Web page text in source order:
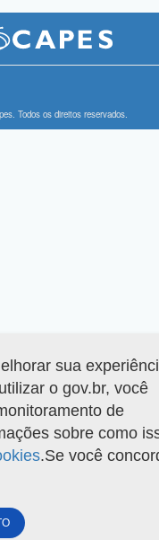
Todos os direitos reservados.
sua
o gov.br, você
de
sobre como
.Se você